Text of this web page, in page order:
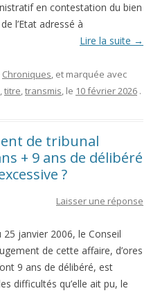
en contestation du bien
l’Etat adressé à
Lire la suite →
Chroniques, et marquée avec
,titre,transmis, le 10 février 2026 .
de tribunal
+ 9 ans de délibéré
?
Laisser une réponse
janvier 2006, le Conseil
de cette affaire, d’ores
9 ans de délibéré, est
difficultés qu’elle ait pu, le